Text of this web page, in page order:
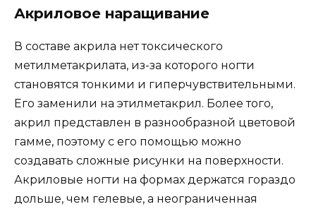
Акриловое наращивание
В составе акрила нет токсического
метилметакрилата, из-за которого ногти
становятся тонкими и гиперчувствительными.
Его заменили на этилметакрил. Более того,
акрил представлен в разнообразной цветовой
гамме, поэтому с его помощью можно
создавать сложные рисунки на поверхности.
Акриловые ногти на формах держатся гораздо
дольше, чем гелевые, а неограниченная